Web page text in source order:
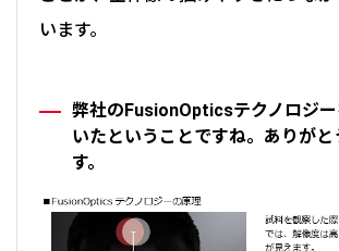
います。
弊社のFusionOpticsテクノロジ
いたということですね。ありがと
す。